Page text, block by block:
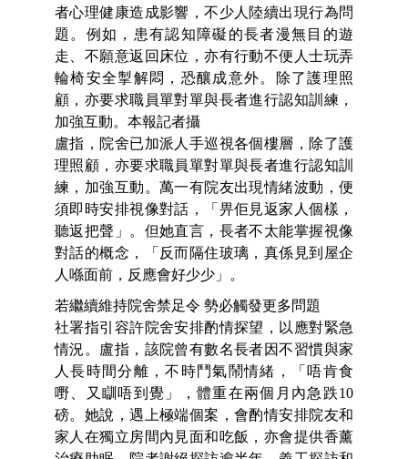
者心理健康造成影響，不少人陸續出現行為問
題。例如，患有認知障礙的長者漫無目的遊
走、不願意返回床位，亦有行動不便人士玩弄
輪椅安全掣解悶，恐釀成意外。除了護理照
顧，亦要求職員單對單與長者進行認知訓練，
加強互動。本報記者攝
盧指，院舍已加派人手巡視各個樓層，除了護
理照顧，亦要求職員單對單與長者進行認知訓
練，加強互動。萬一有院友出現情緒波動，便
須即時安排視像對話，「畀佢見返家人個樣，
聽返把聲」。但她直言，長者不太能掌握視像
對話的概念，「反而隔住玻璃，真係見到屋企
人喺面前，反應會好少少」。
若繼續維持院舍禁足令 勢必觸發更多問題
社署指引容許院舍安排酌情探望，以應對緊急
情況。盧指，該院曾有數名長者因不習慣與家
人長時間分離，不時鬥氣鬧情緒，「唔肯食
嘢、又瞓唔到覺」，體重在兩個月內急跌10
磅。她說，遇上極端個案，會酌情安排院友和
家人在獨立房間內見面和吃飯，亦會提供香薰